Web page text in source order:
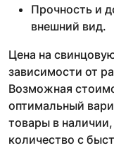
Прочность и
внешний вид.
Цена на
зависимости от
Возможная
оптимальный
товары в
количество с